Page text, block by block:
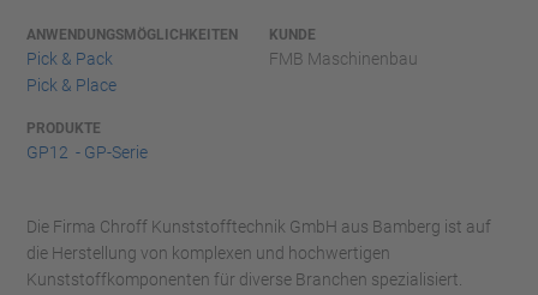
ANWENDUNGSMÖGLICHKEITEN
Pick & Pack
Pick & Place
KUNDE
FMB Maschinenbau
PRODUKTE
GP12 - GP-Serie
Die Firma Chroff Kunststofftechnik GmbH aus Bamberg ist auf
die Herstellung von komplexen und hochwertigen
Kunststoffkomponenten für diverse Branchen spezialisiert.